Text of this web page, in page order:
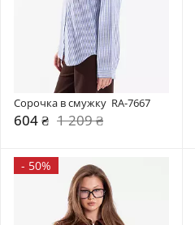
Сорочка в смужку  RA-7667
604 ₴ 1 209 ₴
- 50%